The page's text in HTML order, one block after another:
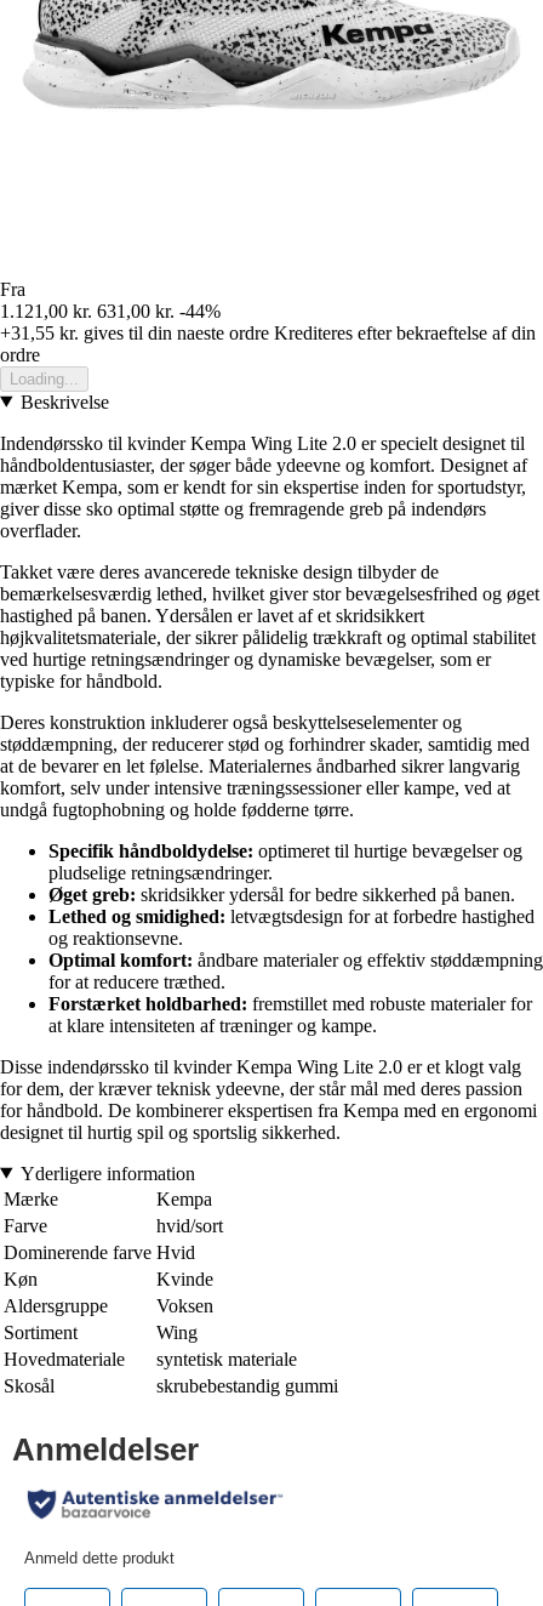
Fra
1.121,00 kr. 631,00 kr. -44%
+31,55 kr. gives til din naeste ordre Krediteres efter bekraeftelse af din
ordre
Loading...
Beskrivelse
Indendørssko til kvinder Kempa Wing Lite 2.0 er specielt designet til
håndboldentusiaster, der søger både ydeevne og komfort. Designet af
mærket Kempa, som er kendt for sin ekspertise inden for sportudstyr,
giver disse sko optimal støtte og fremragende greb på indendørs
overflader.
Takket være deres avancerede tekniske design tilbyder de
bemærkelsesværdig lethed, hvilket giver stor bevægelsesfrihed og øget
hastighed på banen. Ydersålen er lavet af et skridsikkert
højkvalitetsmateriale, der sikrer pålidelig trækkraft og optimal stabilitet
ved hurtige retningsændringer og dynamiske bevægelser, som er
typiske for håndbold.
Deres konstruktion inkluderer også beskyttelseselementer og
støddæmpning, der reducerer stød og forhindrer skader, samtidig med
at de bevarer en let følelse. Materialernes åndbarhed sikrer langvarig
komfort, selv under intensive træningssessioner eller kampe, ved at
undgå fugtophobning og holde fødderne tørre.
Specifik håndboldydelse: optimeret til hurtige bevægelser og
pludselige retningsændringer.
Øget greb: skridsikker ydersål for bedre sikkerhed på banen.
Lethed og smidighed: letvægtsdesign for at forbedre hastighed
og reaktionsevne.
Optimal komfort: åndbare materialer og effektiv støddæmpning
for at reducere træthed.
Forstærket holdbarhed: fremstillet med robuste materialer for
at klare intensiteten af træninger og kampe.
Disse indendørssko til kvinder Kempa Wing Lite 2.0 er et klogt valg
for dem, der kræver teknisk ydeevne, der står mål med deres passion
for håndbold. De kombinerer ekspertisen fra Kempa med en ergonomi
designet til hurtig spil og sportslig sikkerhed.
Yderligere information
Mærke
Kempa
Farve
hvid/sort
Dominerende farve Hvid
Køn
Kvinde
Aldersgruppe
Voksen
Sortiment
Wing
Hovedmateriale
syntetisk materiale
Skosål
skrubebestandig gummi